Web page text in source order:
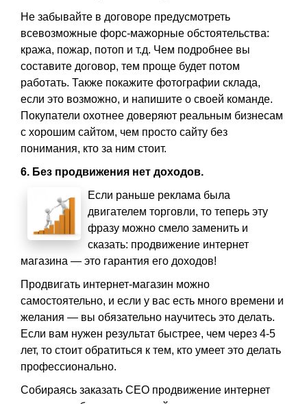
Не забывайте в договоре предусмотреть
всевозможные форс-мажорные обстоятельства:
кража, пожар, потоп и т.д. Чем подробнее вы
составите договор, тем проще будет потом
работать. Также покажите фотографии склада,
если это возможно, и напишите о своей команде.
Покупатели охотнее доверяют реальным бизнесам
с хорошим сайтом, чем просто сайту без
понимания, кто за ним стоит.
6. Без продвижения нет доходов.
Если раньше реклама была
двигателем торговли, то теперь эту
фразу можно смело заменить и
сказать: продвижение интернет
магазина — это гарантия его доходов!
Продвигать интернет-магазин можно
самостоятельно, и если у вас есть много времени и
желания — вы обязательно научитесь это делать.
Если вам нужен результат быстрее, чем через 4-5
лет, то стоит обратиться к тем, кто умеет это делать
профессионально.
Собираясь заказать СЕО продвижение интернет